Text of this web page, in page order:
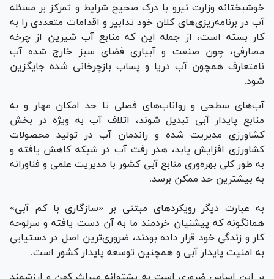
خوشبختانه وزارت نیرو با درک صحیح شرایط و تمرکز بر مسئله
آب در برنامه‌ریزی‌های کلان خود تدابیر و اقدامات متعددی را به
کار بسته است، از جمله این که منابع آب شیرین از چرخه
مصارفی، چون صنعت و آبیاری فضای سبز خارج شده آب
نامتعارف همچون آب دریا و پساب بازچرخانی شده جایگزین
شود.
آب‌های سطحی و رواناب‌های فصلی تا حد امکان مهار و به
منابع پایدار آبی تبدیل شوند، اتلاف آب به ویژه در بخش
کشاورزی مدیریت شده و راندمان آب در تولید محصولات
کشاورزی افزایش یابد، هدر رفت آب در شبکه کاهش یافته و
به طور کلی بهره‌وری منابع آبی کشور با مدیریت علمی و فناورانه
به بیشترین حد ممکن برسد.
به عبارت دیگر رویکرد‌های مبتنی بر «سازگاری با کم آبی»
همانگونه که پیشنیان خردمند ما به آن دست یافته و سرلوحه
کار و زندگی خود قرار داده بودند، ضروری‌ترین اصل در دستیابی
به امنیت پایدار آبی و همچنین توسعه پایدار کشور است.